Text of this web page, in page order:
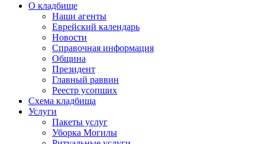
О кладбище
Наши агенты
Еврейский календарь
Новости
Справочная информация
Община
Президент
Главный раввин
Реестр усопших
Схема кладбища
Услуги
Пакеты услуг
Уборка Могилы